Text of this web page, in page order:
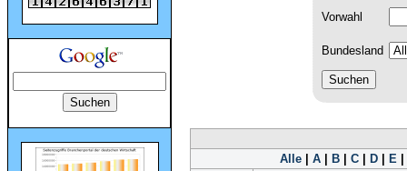
Vorwahl
Bundesland
Alle| A| B| C| D| E|